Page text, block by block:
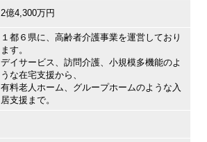
2億4,300万円
１都６県に、高齢者介護事業を運営しており
ます。
デイサービス、訪問介護、小規模多機能のよ
うな在宅支援から、
有料老人ホーム、グループホームのような入
居支援まで。